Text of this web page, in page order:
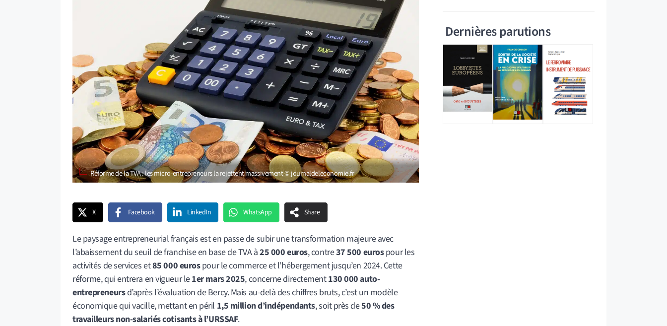
Réforme de la TVA : les micro-entrepreneurs la rejettent massivement © journaldeleconomie.fr
X Facebook LinkedIn WhatsApp Share
Le paysage entrepreneurial français est en passe de subir une transformation majeure avec
l’abaissement du seuil de franchise en base de TVA à25 000 euros, contre37 500 eurospour les
activités de services et85 000 eurospour le commerce et l’hébergement jusqu’en 2024. Cette
réforme, qui entrera en vigueur le1er mars 2025, concerne directement130 000 auto-
entrepreneursd’après l’évaluation de Bercy. Mais au-delà des chiffres bruts, c’est un modèle
économique qui vacille, mettant en péril 1,5 million d’indépendants, soit près de50 % des
travailleurs non-salariés cotisants à l’URSSAF.
Dernières parutions